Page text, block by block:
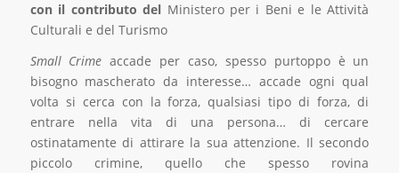
con il contributo del Ministero per i Beni e le Attività
Culturali e del Turismo
Small Crime accade per caso, spesso purtoppo è un
bisogno mascherato da interesse… accade ogni qual
volta si cerca con la forza, qualsiasi tipo di forza, di
entrare nella vita di una persona… di cercare
ostinatamente di attirare la sua attenzione. Il secondo
piccolo crimine, quello che spesso rovina